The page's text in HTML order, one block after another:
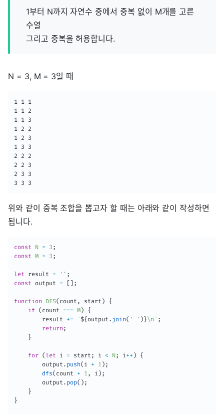
1부터 N까지 자연수 중에서 중복 없이 M개를 고른
수열
그리고 중복을 허용합니다.
N = 3, M = 3일 때
1 1 1
1 1 2
1 1 3
1 2 2
1 2 3
1 3 3
2 2 2
2 2 3
2 3 3
3 3 3
위와 같이 중복 조합을 뽑고자 할 때는 아래와 같이 작성하면
됩니다.
const N = 3 ;
const M = 3 ;
let result = '' ;
const output = [ ] ;
function DFS( count , start )
{
if ( count === M)
{
        result
+= ` ${output . join( ' ' )}\n ` ;
return ;
}
for (let i = start ; i < N; i ++ )
{
        output
. push( i + 1 ) ;
dfs( count + 1 , i ) ;
        output
. pop( ) ;
}
}